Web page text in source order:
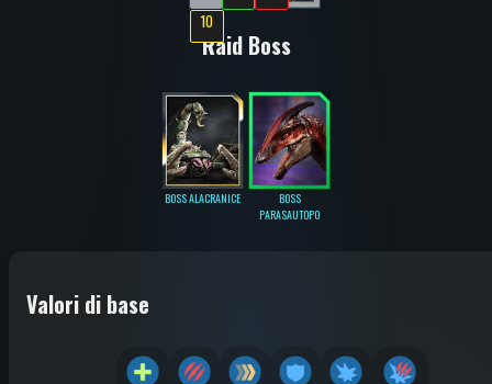
10
Raid Boss
BOSS ALACRANICE
BOSS
PARASAUTOPO
Valori di base